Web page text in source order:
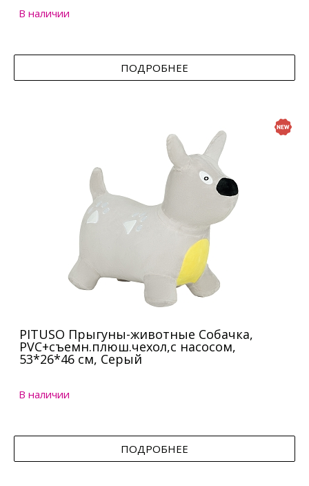
В наличии
ПОДРОБНЕЕ
PITUSO Прыгуны-животные Собачка,
PVC+съемн.плюш.чехол,с насосом,
53*26*46 см, Серый
В наличии
ПОДРОБНЕЕ